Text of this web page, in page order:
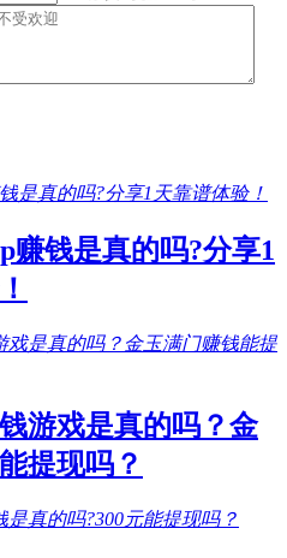
赚钱是真的吗?分享1
游戏是真的吗？金
提现吗？